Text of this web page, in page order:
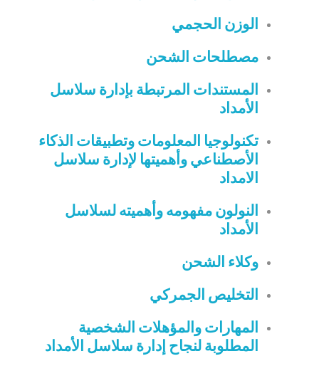
الوزن الحجمي
مصطلحات الشحن
المستندات المرتبطة بإدارة سلاسل
الأمداد
تكنولوجيا المعلومات وتطبيقات الذكاء
الأصطناعي وأهميتها لإدارة سلاسل
الامداد
النولون مفهومه وأهميته لسلاسل
الأمداد
وكلاء الشحن
التخليص الجمركي
المهارات والمؤهلات الشخصية
المطلوبة لنجاح إدارة سلاسل الأمداد